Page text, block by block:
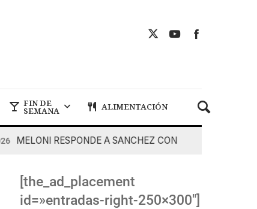
FIN DE
SEMANA ALIMENTACIÓN
MELONI RESPONDE A SANCHEZ CON DUREZA
[the_ad_placement
id=»entradas-right-250×300″]